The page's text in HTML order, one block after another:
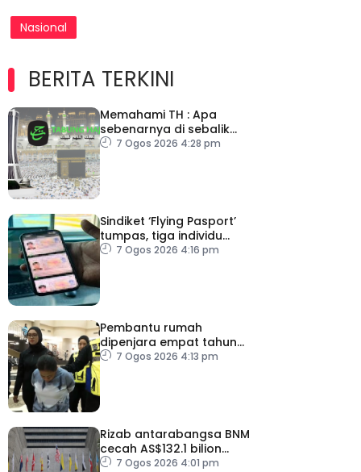
Nasional
BERITA TERKINI
Memahami TH : Apa
sebenarnya di sebalik
angka
7 Ogos 2026 4:28 pm
Sindiket ‘Flying Pasport’
tumpas, tiga individu
ditahan
7 Ogos 2026 4:16 pm
Pembantu rumah
dipenjara empat tahun
abai kanak-kanak hingga
7 Ogos 2026 4:13 pm
Rizab antarabangsa BNM
cecah AS$132.1 bilion
setakat Julai
7 Ogos 2026 4:01 pm